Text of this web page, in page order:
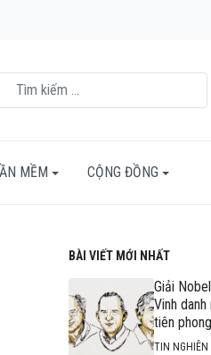
MỀM CỘNG ĐỒNG
BÀI VIẾT MỚI NHẤT
Giải
Vinh
tiên
lượng tử
TIN NGHIÊN